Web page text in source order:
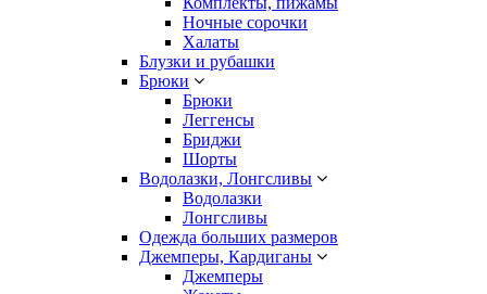
Ночные сорочки
Халаты
Блузки и рубашки
Брюки
Брюки
Леггенсы
Бриджи
Шорты
Водолазки, Лонгсливы
Водолазки
Лонгсливы
Одежда больших размеров
Джемперы, Кардиганы
Джемперы